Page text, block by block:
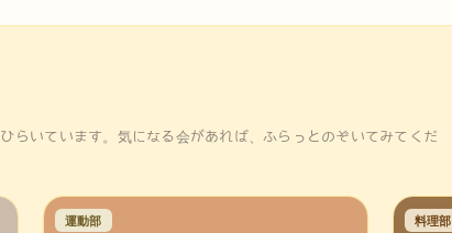
らいています。気になる会があれば、ふらっとのぞいてみてくだ
運動部 料理部